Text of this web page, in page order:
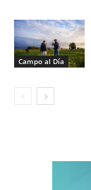
Campo al Día